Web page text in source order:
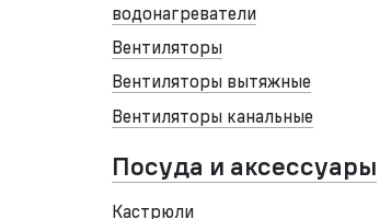
водонагреватели
Вентиляторы
Вентиляторы вытяжные
Вентиляторы канальные
Посуда и аксессуары
Кастрюли